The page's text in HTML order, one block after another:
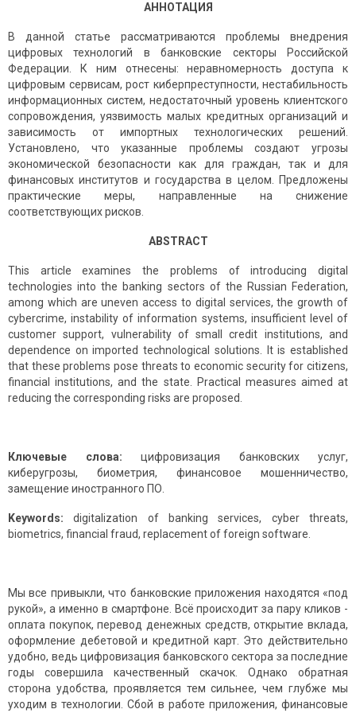
АННОТАЦИЯ
В данной статье рассматриваются проблемы внедрения
цифровых технологий в банковские секторы Российской
Федерации. К ним отнесены: неравномерность доступа к
цифровым сервисам, рост киберпреступности, нестабильность
информационных систем, недостаточный уровень клиентского
сопровождения, уязвимость малых кредитных организаций и
зависимость от импортных технологических решений.
Установлено, что указанные проблемы создают угрозы
экономической безопасности как для граждан, так и для
финансовых институтов и государства в целом. Предложены
практические меры, направленные на снижение
соответствующих рисков.
ABSTRACT
This article examines the problems of introducing digital
technologies into the banking sectors of the Russian Federation,
among which are uneven access to digital services, the growth of
cybercrime, instability of information systems, insufficient level of
customer support, vulnerability of small credit institutions, and
dependence on imported technological solutions. It is established
that these problems pose threats to economic security for citizens,
financial institutions, and the state. Practical measures aimed at
reducing the corresponding risks are proposed.
Ключевые слова: цифровизация банковских услуг,
киберугрозы, биометрия, финансовое мошенничество,
замещение иностранного ПО.
Keywords: digitalization of banking services, cyber threats,
biometrics, financial fraud, replacement of foreign software.
Мы все привыкли, что банковские приложения находятся «под
рукой», а именно в смартфоне. Всё происходит за пару кликов -
оплата покупок, перевод денежных средств, открытие вклада,
оформление дебетовой и кредитной карт. Это действительно
удобно, ведь цифровизация банковского сектора за последние
годы совершила качественный скачок. Однако обратная
сторона удобства, проявляется тем сильнее, чем глубже мы
уходим в технологии. Сбой в работе приложения, финансовые